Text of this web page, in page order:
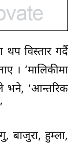
विस्तार गर्दै
। ‘मालिकीमा
भने, ‘आन्तरिक
बाजुरा, हुम्ला,